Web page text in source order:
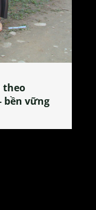
Nhi – nơi lan